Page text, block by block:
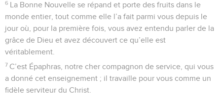
6 La Bonne Nouvelle se répand et porte des fruits dans le
monde entier, tout comme elle l’a fait parmi vous depuis le
jour où, pour la première fois, vous avez entendu parler de la
grâce de Dieu et avez découvert ce qu’elle est
véritablement.
7 C’est Épaphras, notre cher compagnon de service, qui vous
a donné cet enseignement ; il travaille pour vous comme un
fidèle serviteur du Christ.